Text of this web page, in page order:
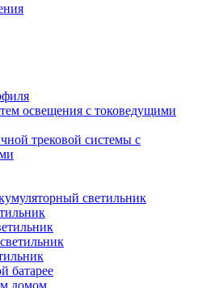
освещения с токоведущими
трековой системы с
светильник
батарее
домом